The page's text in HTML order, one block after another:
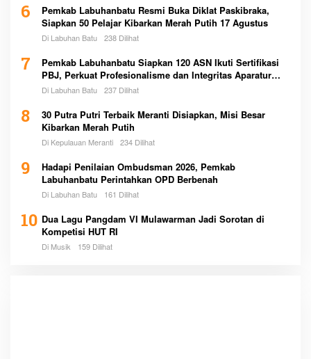
6
Pemkab Labuhanbatu Resmi Buka Diklat Paskibraka,
Siapkan 50 Pelajar Kibarkan Merah Putih 17 Agustus
Di Labuhan Batu 238 Dilihat
7
Pemkab Labuhanbatu Siapkan 120 ASN Ikuti Sertifikasi
PBJ, Perkuat Profesionalisme dan Integritas Aparatur
Pemerintah
Di Labuhan Batu 237 Dilihat
8
30 Putra Putri Terbaik Meranti Disiapkan, Misi Besar
Kibarkan Merah Putih
Di Kepulauan Meranti 234 Dilihat
9
Hadapi Penilaian Ombudsman 2026, Pemkab
Labuhanbatu Perintahkan OPD Berbenah
Di Labuhan Batu 161 Dilihat
10 Dua Lagu Pangdam VI Mulawarman Jadi Sorotan di
Kompetisi HUT RI
Di Musik 159 Dilihat